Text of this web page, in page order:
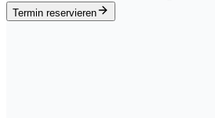
Termin reservieren